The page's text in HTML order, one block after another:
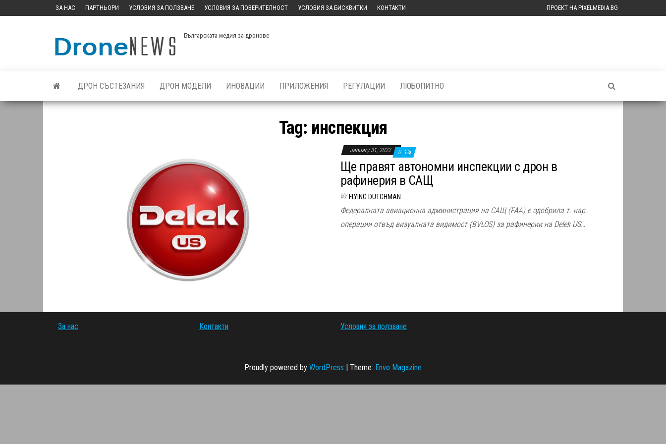
ЗА НАС ПАРТНЬОРИ УСЛОВИЯ ЗА ПОЛЗВАНЕ УСЛОВИЯ ЗА ПОВЕРИТЕЛНОСТ УСЛОВИЯ ЗА БИСКВИТКИ КОНТАКТИ ПРОЕКТ НА PIXELMEDIA.BG
Българската медия за дронове
ДРОН СЪСТЕЗАНИЯ ДРОН МОДЕЛИ ИНОВАЦИИ ПРИЛОЖЕНИЯ РЕГУЛАЦИИ ЛЮБОПИТНО
Tag: инспекция
January 31, 2022 0
Ще правят автономни инспекции с дрон в
рафинерия в САЩ
By FLYING DUTCHMAN
Федералната авиационна администрация на САЩ (FAA) е одобрила т. нар.
операции отвъд визуалната видимост (BVLOS) за рафинерии на Delek US…
За нас Контакти Условия за ползване
Proudly powered by WordPress Theme: Envo Magazine